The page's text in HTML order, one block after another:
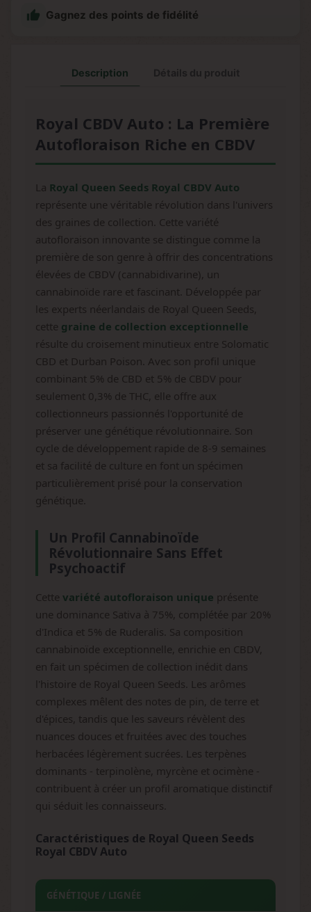
 Gagnez des points de fidélité
Description
Royal CBDV Auto : La Première
Autofloraison Riche en CBDV
La Royal Queen Seeds Royal CBDV Auto
représente une véritable révolution dans l'univers
des graines de collection. Cette variété
autofloraison innovante se distingue comme la
première de son genre à offrir des concentrations
élevées de CBDV (cannabidivarine), un
cannabinoïde rare et fascinant. Développée par
les experts néerlandais de Royal Queen Seeds,
cette graine de collection exceptionnelle
résulte du croisement minutieux entre Solomatic
CBD et Durban Poison. Avec son profil unique
combinant 5% de CBD et 5% de CBDV pour
seulement 0,3% de THC, elle offre aux
collectionneurs passionnés l'opportunité de
préserver une génétique révolutionnaire. Son
cycle de développement rapide de 8-9 semaines
et sa facilité de culture en font un spécimen
particulièrement prisé pour la conservation
génétique.
Un Profil Cannabinoïde
Révolutionnaire Sans Effet
Psychoactif
Cette variété autofloraison unique présente
une dominance Sativa à 75%, complétée par 20%
d'Indica et 5% de Ruderalis. Sa composition
cannabinoïde exceptionnelle, enrichie en CBDV,
en fait un spécimen de collection inédit dans
l'histoire de Royal Queen Seeds. Les arômes
complexes mêlent des notes de pin, de terre et
d'épices, tandis que les saveurs révèlent des
nuances douces et fruitées avec des touches
herbacées légèrement sucrées. Les terpènes
dominants - terpinolène, myrcène et ocimène -
contribuent à créer un profil aromatique distinctif
qui séduit les connaisseurs.
Caractéristiques de Royal Queen Seeds
Royal CBDV Auto
GÉNÉTIQUE / LIGNÉE